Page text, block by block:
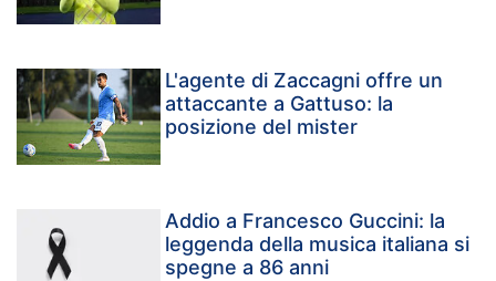
L'agente di Zaccagni offre un
attaccante a Gattuso: la
posizione del mister
Addio a Francesco Guccini: la
leggenda della musica italiana si
spegne a 86 anni